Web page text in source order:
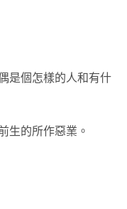
是個怎樣的人和有什
生的所作惡業。